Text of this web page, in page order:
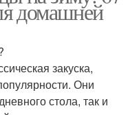
домашней
закуска,
Они
стола, так и